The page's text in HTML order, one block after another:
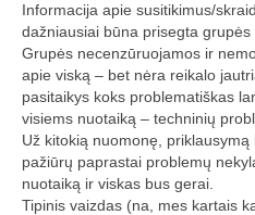
Draugai
Archyvas
2016 Pirmos
Taisyklės
Trasos schema
Informacija apie susitikimus/
dažniausiai būna prisegta grupės
Grupės necenzūruojamos ir
apie viską – bet nėra reikalo
pasitaikys koks problematiškas
visiems nuotaiką – techninių
Už kitokią nuomonę,
pažiūrų paprastai problemų
nuotaiką ir viskas bus gerai.
Tipinis vaizdas (na, mes kartais